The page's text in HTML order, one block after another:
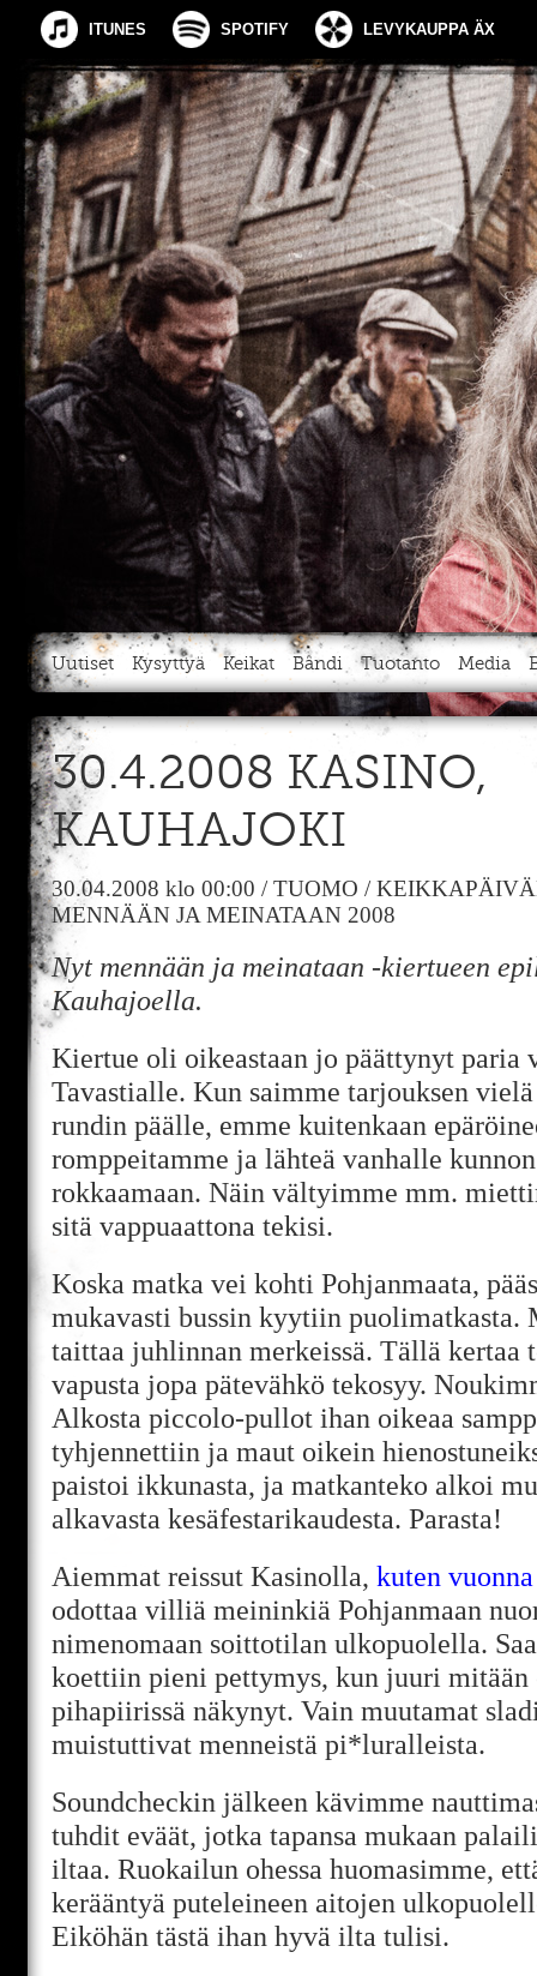
ITUNES SPOTIFY LEVYKAUPPA ÄX
Uutiset Kysyttyä Keikat Bändi Tuotanto Media
30.4.2008 KASINO,
KAUHAJOKI
30.04.2008 klo 00:00 /TUOMO /
MENNÄÄN JA MEINATAAN 2008
Nyt mennään ja meinataan -kiertueen
Kauhajoella.
Kiertue oli oikeastaan jo päättynyt paria
Tavastialle. Kun saimme tarjouksen
rundin päälle, emme kuitenkaan
romppeitamme ja lähteä vanhalle
rokkaamaan. Näin vältyimme mm.
sitä vappuaattona tekisi.
Koska matka vei kohti Pohjanmaata,
mukavasti bussin kyytiin puolimatkasta.
taittaa juhlinnan merkeissä. Tällä kertaa
vapusta jopa pätevähkö tekosyy.
Alkosta piccolo-pullot ihan oikeaa
tyhjennettiin ja maut oikein
paistoi ikkunasta, ja matkanteko alkoi
alkavasta kesäfestarikaudesta. Parasta!
Aiemmat reissut Kasinolla, kuten
odottaa villiä meininkiä Pohjanmaan
nimenomaan soittotilan ulkopuolella.
koettiin pieni pettymys, kun juuri mitään
pihapiirissä näkynyt. Vain muutamat
muistuttivat menneistä pi*luralleista.
Soundcheckin jälkeen kävimme
tuhdit eväät, jotka tapansa mukaan
iltaa. Ruokailun ohessa huomasimme,
kerääntyä puteleineen aitojen
Eiköhän tästä ihan hyvä ilta tulisi.